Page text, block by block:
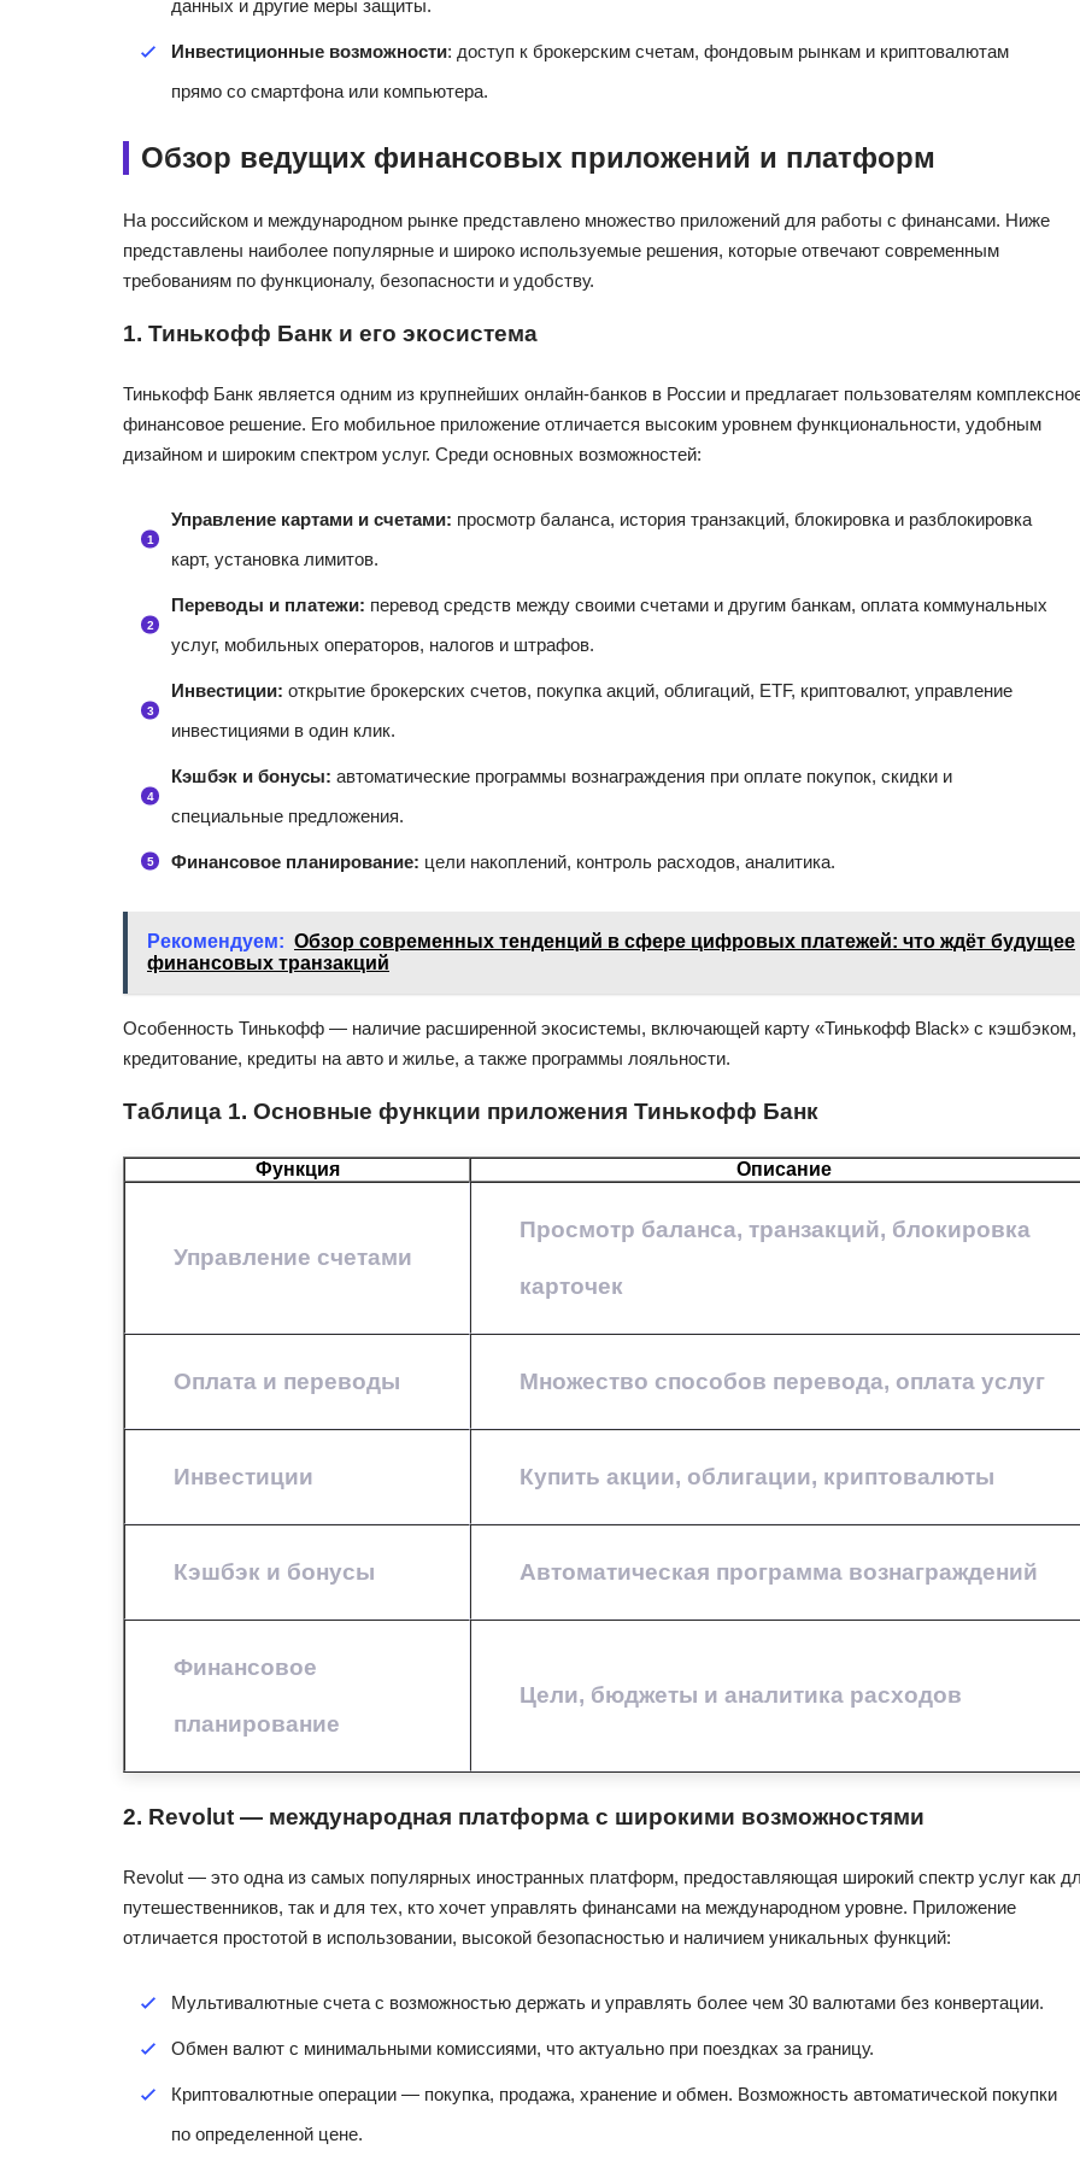
данных и другие меры защиты.
Инвестиционные возможности: доступ к брокерским счетам, фондовым рынкам и криптовалютам
прямо со смартфона или компьютера.
Обзор ведущих финансовых приложений и платформ
На российском и международном рынке представлено множество приложений для работы с финансами. Ниже
представлены наиболее популярные и широко используемые решения, которые отвечают современным
требованиям по функционалу, безопасности и удобству.
1. Тинькофф Банк и его экосистема
Тинькофф Банк является одним из крупнейших онлайн-банков в России и предлагает пользователям
финансовое решение. Его мобильное приложение отличается высоким уровнем функциональности, удобным
дизайном и широким спектром услуг. Среди основных возможностей:
Управление картами и счетами: просмотр баланса, история транзакций, блокировка и разблокировка
карт, установка лимитов.
Переводы и платежи: перевод средств между своими счетами и другим банкам, оплата коммунальных
услуг, мобильных операторов, налогов и штрафов.
Инвестиции: открытие брокерских счетов, покупка акций, облигаций, ETF, криптовалют, управление
инвестициями в один клик.
Кэшбэк и бонусы: автоматические программы вознаграждения при оплате покупок, скидки и
специальные предложения.
Финансовое планирование: цели накоплений, контроль расходов, аналитика.
Рекомендуем: Обзор современных тенденций в сфере цифровых платежей: что ждёт будущее
финансовых транзакций
Особенность Тинькофф — наличие расширенной экосистемы, включающей карту «Тинькофф Black» с кэшбэком,
кредитование, кредиты на авто и жилье, а также программы лояльности.
Таблица 1. Основные функции приложения Тинькофф Банк
Функция Описание
Управление счетами
Просмотр баланса, транзакций, блокировка
карточек
Оплата и переводы Множество способов перевода, оплата услуг
Инвестиции Купить акции, облигации, криптовалюты
Кэшбэк и бонусы Автоматическая программа вознаграждений
Финансовое
планирование
Цели, бюджеты и аналитика расходов
2. Revolut — международная платформа с широкими возможностями
Revolut — это одна из самых популярных иностранных платформ, предоставляющая широкий спектр услуг как
путешественников, так и для тех, кто хочет управлять финансами на международном уровне. Приложение
отличается простотой в использовании, высокой безопасностью и наличием уникальных функций:
Мультивалютные счета с возможностью держать и управлять более чем 30 валютами без конвертации.
Обмен валют с минимальными комиссиями, что актуально при поездках за границу.
Криптовалютные операции — покупка, продажа, хранение и обмен. Возможность автоматической покупки
по определенной цене.